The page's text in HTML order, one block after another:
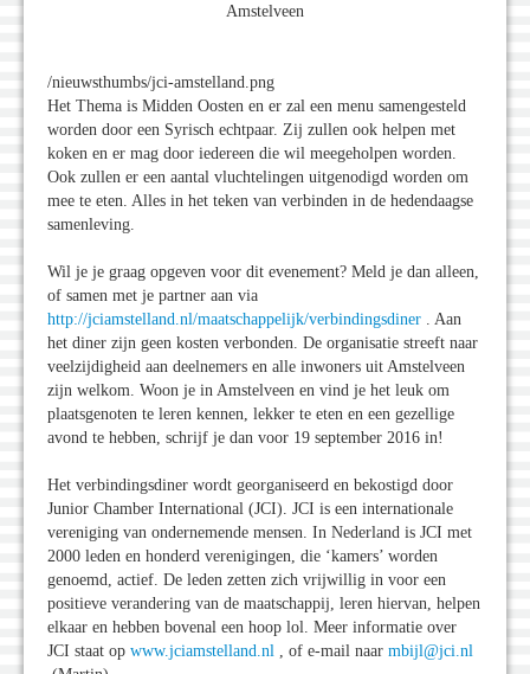
Amstelveen
/nieuwsthumbs/jci-amstelland.png
Het Thema is Midden Oosten en er zal een menu samengesteld
worden door een Syrisch echtpaar. Zij zullen ook helpen met
koken en er mag door iedereen die wil meegeholpen worden.
Ook zullen er een aantal vluchtelingen uitgenodigd worden om
mee te eten. Alles in het teken van verbinden in de hedendaagse
samenleving.
Wil je je graag opgeven voor dit evenement? Meld je dan alleen,
of samen met je partner aan via
http://jciamstelland.nl/maatschappelijk/verbindingsdiner . Aan
het diner zijn geen kosten verbonden. De organisatie streeft naar
veelzijdigheid aan deelnemers en alle inwoners uit Amstelveen
zijn welkom. Woon je in Amstelveen en vind je het leuk om
plaatsgenoten te leren kennen, lekker te eten en een gezellige
avond te hebben, schrijf je dan voor 19 september 2016 in!
Het verbindingsdiner wordt georganiseerd en bekostigd door
Junior Chamber International (JCI). JCI is een internationale
vereniging van ondernemende mensen. In Nederland is JCI met
2000 leden en honderd verenigingen, die ‘kamers’ worden
genoemd, actief. De leden zetten zich vrijwillig in voor een
positieve verandering van de maatschappij, leren hiervan, helpen
elkaar en hebben bovenal een hoop lol. Meer informatie over
JCI staat op www.jciamstelland.nl , of e-mail naar mbijl@jci.nl